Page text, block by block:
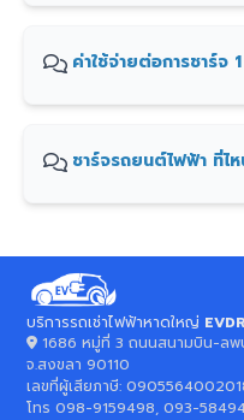
ค่าใช้จ่ายต่อการชาร์จ
ชาร์จรถยนต์ไฟฟ้า ที่ไ
บริการรถเช่าไฟฟ้าหาดใหญ่
1686 หมู่ที่ 3 ถนนสนามบิน-ลพ
จ.สงขลา 90110
เลขที่ผู้เสียภาษี:
โทร 098-9159498, 093-